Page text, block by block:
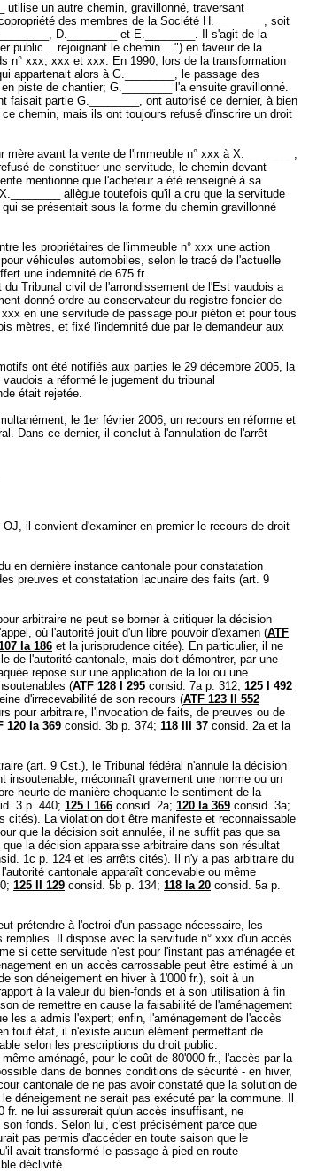
utilise un autre chemin, gravillonné, traversant
des membres de la Société H.________, soit
D.________ et E.________. Il s'agit de la
public... rejoignant le chemin ...") en faveur de la
n° xxx, xxx et xxx. En 1990, lors de la transformation
appartenait alors à G.________, le passage des
piste de chantier; G.________ l'a ensuite gravillonné.
faisait partie G.________, ont autorisé ce dernier, à bien
chemin, mais ils ont toujours refusé d'inscrire un droit
mère avant la vente de l'immeuble n° xxx à X.________,
de constituer une servitude, le chemin devant
mentionne que l'acheteur a été renseigné à sa
allègue toutefois qu'il a cru que la servitude
se présentait sous la forme du chemin gravillonné
les propriétaires de l'immeuble n° xxx une action
véhicules automobiles, selon le tracé de l'actuelle
une indemnité de 675 fr.
Tribunal civil de l'arrondissement de l'Est vaudois a
donné ordre au conservateur du registre foncier de
en une servitude de passage pour piéton et pour tous
mètres, et fixé l'indemnité due par le demandeur aux
ont été notifiés aux parties le 29 décembre 2005, la
a réformé le jugement du tribunal
était rejetée.
le 1er février 2006, un recours en réforme et
Dans ce dernier, il conclut à l'annulation de l'arrêt
OJ, il convient d'examiner en premier le recours de droit
en dernière instance cantonale pour constatation
preuves et constatation lacunaire des faits (art. 9
arbitraire ne peut se borner à critiquer la décision
où l'autorité jouit d'un libre pouvoir d'examen (ATF
Ia 186 et la jurisprudence citée). En particulier, il ne
de l'autorité cantonale, mais doit démontrer, par une
repose sur une application de la loi ou une
(ATF 128 I 295 consid. 7a p. 312; 125 I 492
d'irrecevabilité de son recours (ATF 123 II 552
pour arbitraire, l'invocation de faits, de preuves ou de
120 Ia 369 consid. 3b p. 374; 118 III 37 consid. 2a et la
(art. 9 Cst.), le Tribunal fédéral n'annule la décision
insoutenable, méconnaît gravement une norme ou un
heurte de manière choquante le sentiment de la
3 p. 440; 125 I 166 consid. 2a; 120 Ia 369 consid. 3a;
cités). La violation doit être manifeste et reconnaissable
que la décision soit annulée, il ne suffit pas que sa
la décision apparaisse arbitraire dans son résultat
1c p. 124 et les arrêts cités). Il n'y a pas arbitraire du
cantonale apparaît concevable ou même
125 II 129 consid. 5b p. 134; 118 Ia 20 consid. 5a p.
prétendre à l'octroi d'un passage nécessaire, les
remplies. Il dispose avec la servitude n° xxx d'un accès
si cette servitude n'est pour l'instant pas aménagée et
en un accès carrossable peut être estimé à un
son déneigement en hiver à 1'000 fr.), soit à un
à la valeur du bien-fonds et à son utilisation à fin
de remettre en cause la faisabilité de l'aménagement
les a admis l'expert; enfin, l'aménagement de l'accès
tout état, il n'existe aucun élément permettant de
selon les prescriptions du droit public.
aménagé, pour le coût de 80'000 fr., l'accès par la
dans de bonnes conditions de sécurité - en hiver,
cantonale de ne pas avoir constaté que la solution de
déneigement ne serait pas exécuté par la commune. Il
fr. ne lui assurerait qu'un accès insuffisant, ne
fonds. Selon lui, c'est précisément parce que
pas permis d'accéder en toute saison que le
avait transformé le passage à pied en route
déclivité.